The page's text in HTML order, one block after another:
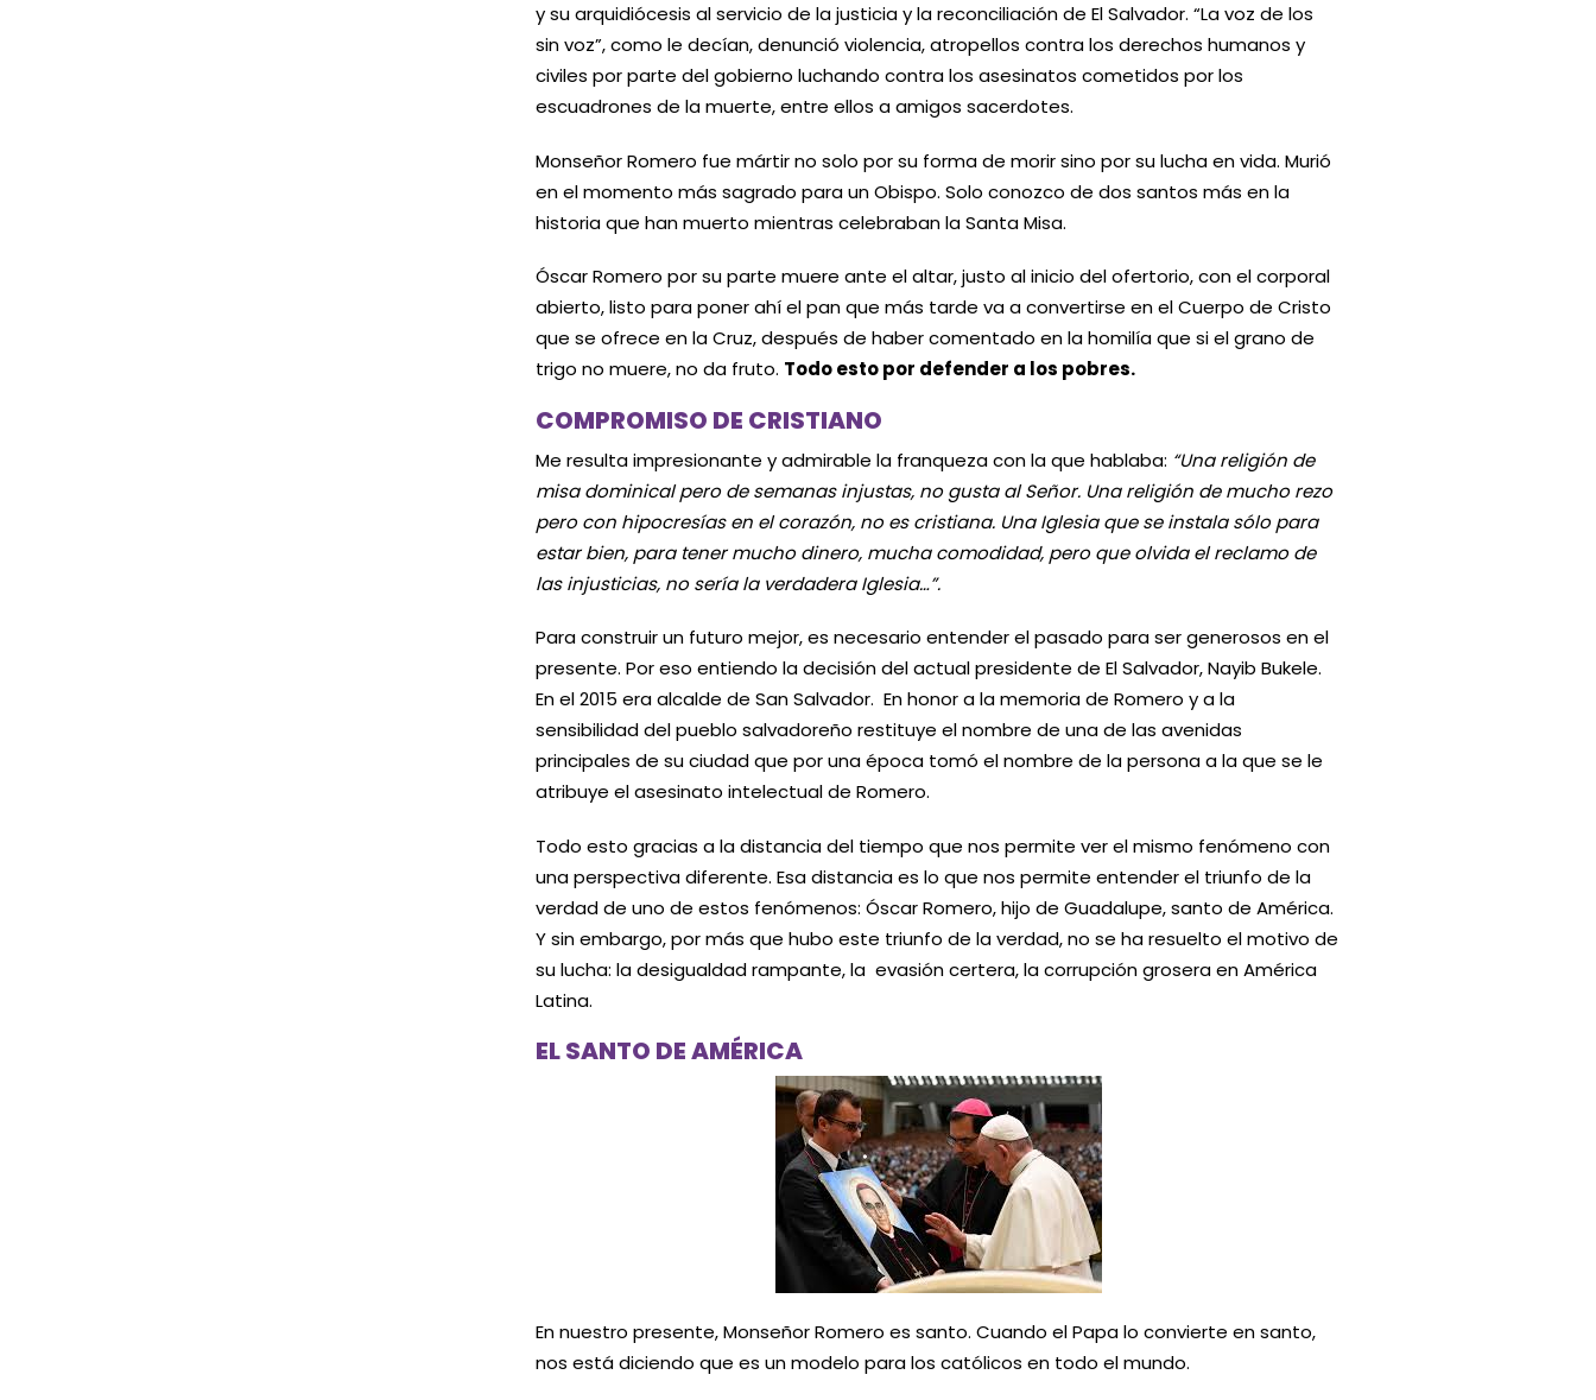
y su arquidiócesis al servicio de la justicia y la reconciliación de El Salvador. “La voz de los
sin voz”, como le decían, denunció violencia, atropellos contra los derechos humanos y
civiles por parte del gobierno luchando contra los asesinatos cometidos por los
escuadrones de la muerte, entre ellos a amigos sacerdotes.
Monseñor Romero fue mártir no solo por su forma de morir sino por su lucha en vida. Murió
en el momento más sagrado para un Obispo. Solo conozco de dos santos más en la
historia que han muerto mientras celebraban la Santa Misa.
Óscar Romero por su parte muere ante el altar, justo al inicio del ofertorio, con el corporal
abierto, listo para poner ahí el pan que más tarde va a convertirse en el Cuerpo de Cristo
que se ofrece en la Cruz, después de haber comentado en la homilía que si el grano de
trigo no muere, no da fruto. Todo esto por defender a los pobres.
COMPROMISO DE CRISTIANO
Me resulta impresionante y admirable la franqueza con la que hablaba: “Una religión de
misa dominical pero de semanas injustas, no gusta al Señor. Una religión de mucho rezo
pero con hipocresías en el corazón, no es cristiana. Una Iglesia que se instala sólo para
estar bien, para tener mucho dinero, mucha comodidad, pero que olvida el reclamo de
las injusticias, no sería la verdadera Iglesia…”.
Para construir un futuro mejor, es necesario entender el pasado para ser generosos en el
presente. Por eso entiendo la decisión del actual presidente de El Salvador, Nayib Bukele.
En el 2015 era alcalde de San Salvador. En honor a la memoria de Romero y a la
sensibilidad del pueblo salvadoreño restituye el nombre de una de las avenidas
principales de su ciudad que por una época tomó el nombre de la persona a la que se le
atribuye el asesinato intelectual de Romero.
Todo esto gracias a la distancia del tiempo que nos permite ver el mismo fenómeno con
una perspectiva diferente. Esa distancia es lo que nos permite entender el triunfo de la
verdad de uno de estos fenómenos: Óscar Romero, hijo de Guadalupe, santo de América.
Y sin embargo, por más que hubo este triunfo de la verdad, no se ha resuelto el motivo de
su lucha: la desigualdad rampante, la evasión certera, la corrupción grosera en América
Latina.
EL SANTO DE AMÉRICA
En nuestro presente, Monseñor Romero es santo. Cuando el Papa lo convierte en santo,
nos está diciendo que es un modelo para los católicos en todo el mundo.